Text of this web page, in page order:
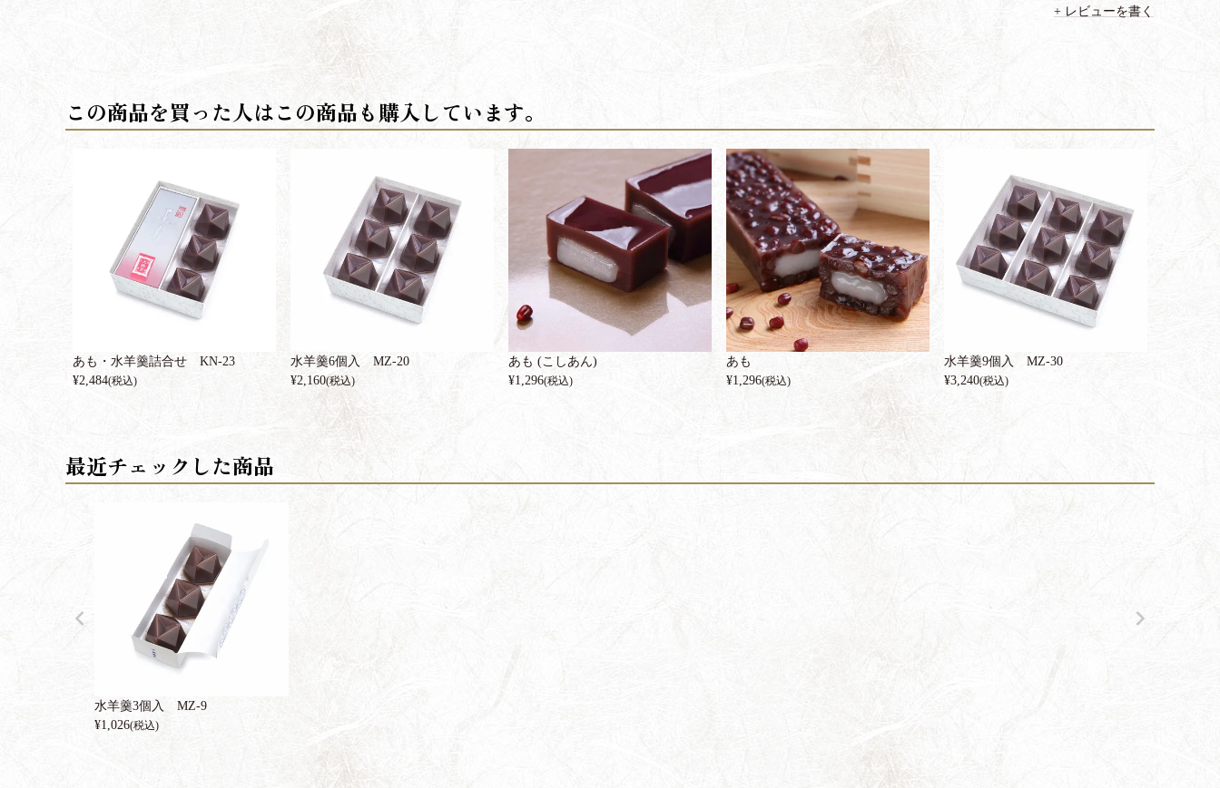
レビューを書く
あも・水羊羹詰合せ KN-23
¥2,484(税込)
水羊羹6個入 MZ-20
¥2,160(税込)
あも (こしあん)
¥1,296(税込)
あも
¥1,296(税込)
水羊羹9個入 MZ-30
¥3,240(税込)
水羊羹3個入 MZ-9
¥1,026(税込)